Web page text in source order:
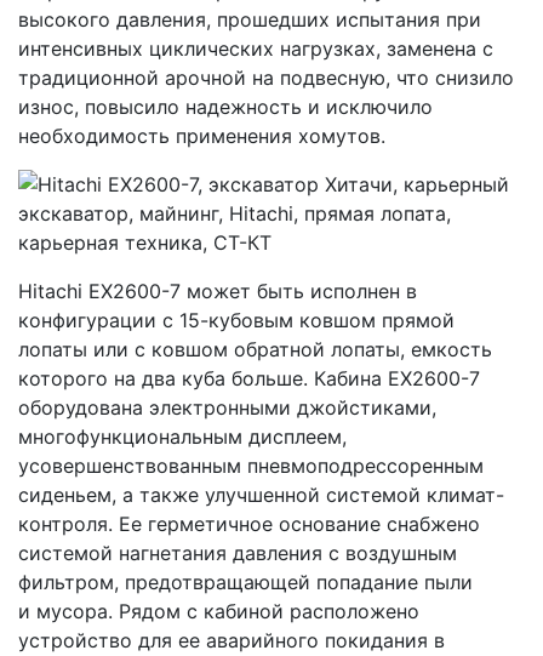
высокого давления, прошедших испытания при
интенсивных циклических нагрузках, заменена с
традиционной арочной на подвесную, что снизило
износ, повысило надежность и исключило
необходимость применения хомутов.
Hitachi EX2600-7 может быть исполнен в
конфигурации с 15-кубовым ковшом прямой
лопаты или с ковшом обратной лопаты, емкость
которого на два куба больше. Кабина EX2600-7
оборудована электронными джойстиками,
многофункциональным дисплеем,
усовершенствованным пневмоподрессоренным
сиденьем, а также улучшенной системой климат-
контроля. Ее герметичное основание снабжено
системой нагнетания давления с воздушным
фильтром, предотвращающей попадание пыли
и мусора. Рядом с кабиной расположено
устройство для ее аварийного покидания в